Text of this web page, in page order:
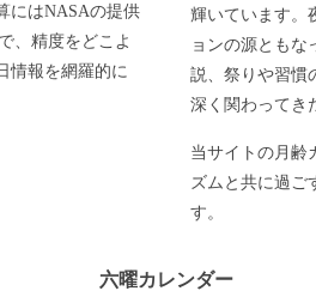
にはNASAの提供
、精度をどこよ
情報を網羅的に
輝いています。
ョンの源とも
説、祭りや習慣
深く関わってき
当サイトの月齢
ズムと共に過ご
す。
六曜カレンダー